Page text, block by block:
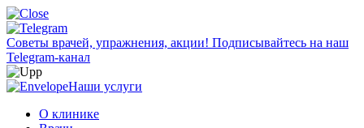
Советы врачей, упражнения, акции! Подписывайтесь на наш
Telegram-канал
Наши услуги
О клинике